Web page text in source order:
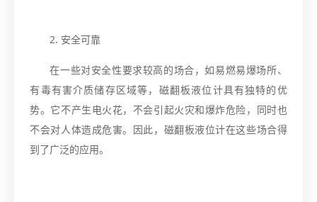
2. 安全可靠
在一些对安全性要求较高的场合，如易燃易爆场所、
有毒有害介质储存区域等，磁翻板液位计具有独特的优
势。它不产生电火花，不会引起火灾和爆炸危险，同时也
不会对人体造成危害。因此，磁翻板液位计在这些场合得
到了广泛的应用。